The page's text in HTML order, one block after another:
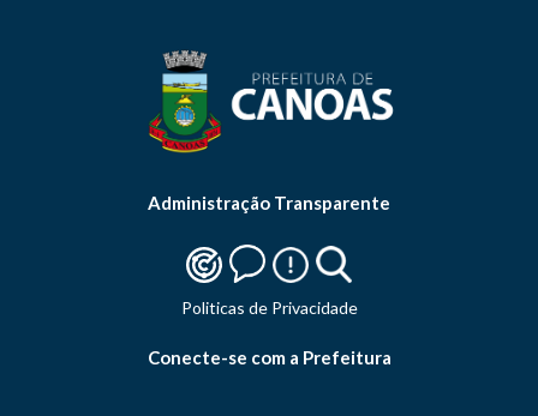
Administração Transparente
Politicas de Privacidade
Conecte-se com a Prefeitura